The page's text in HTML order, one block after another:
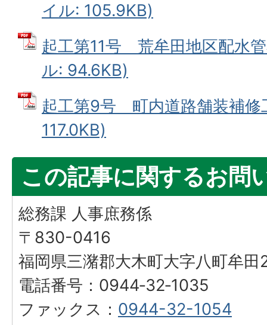
イル: 105.9KB)
起工第11号 荒牟田地区配水
ル: 94.6KB)
起工第9号 町内道路舗装補修
117.0KB)
この記事に関するお問
総務課 人事庶務係
〒830-0416
福岡県三潴郡大木町大字八町牟
電話番号：0944‐32‐1035
ファックス： 0944-32-1054